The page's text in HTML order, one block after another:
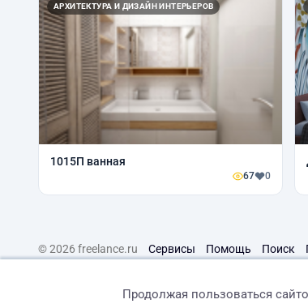
АРХИТЕКТУРА И ДИЗАЙН ИНТЕРЬЕРОВ
1015П ванная
67 0
© 2026 freelance.ru Сервисы Помощь Поиск
Продолжая пользоваться